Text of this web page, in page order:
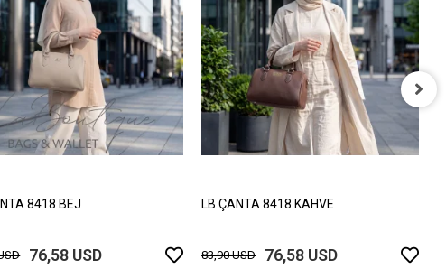
8418 BEJ
76,58 USD
LB ÇANTA 8418 KAHVE
83,90 USD 76,58 USD